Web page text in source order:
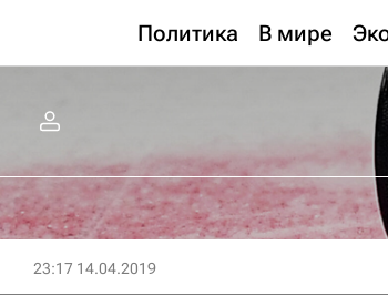
Политика В мире
23:17 14.04.2019